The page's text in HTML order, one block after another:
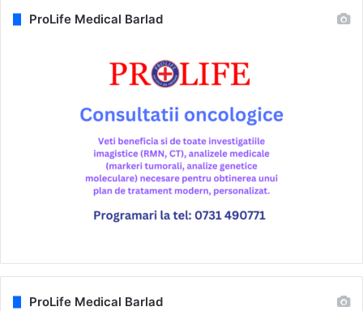
ProLife Medical Barlad
ProLife Medical Barlad